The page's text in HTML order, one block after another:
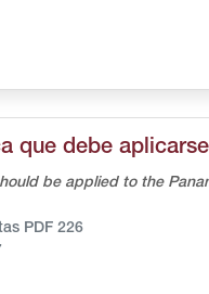
que debe
be applied to the
PDF 226